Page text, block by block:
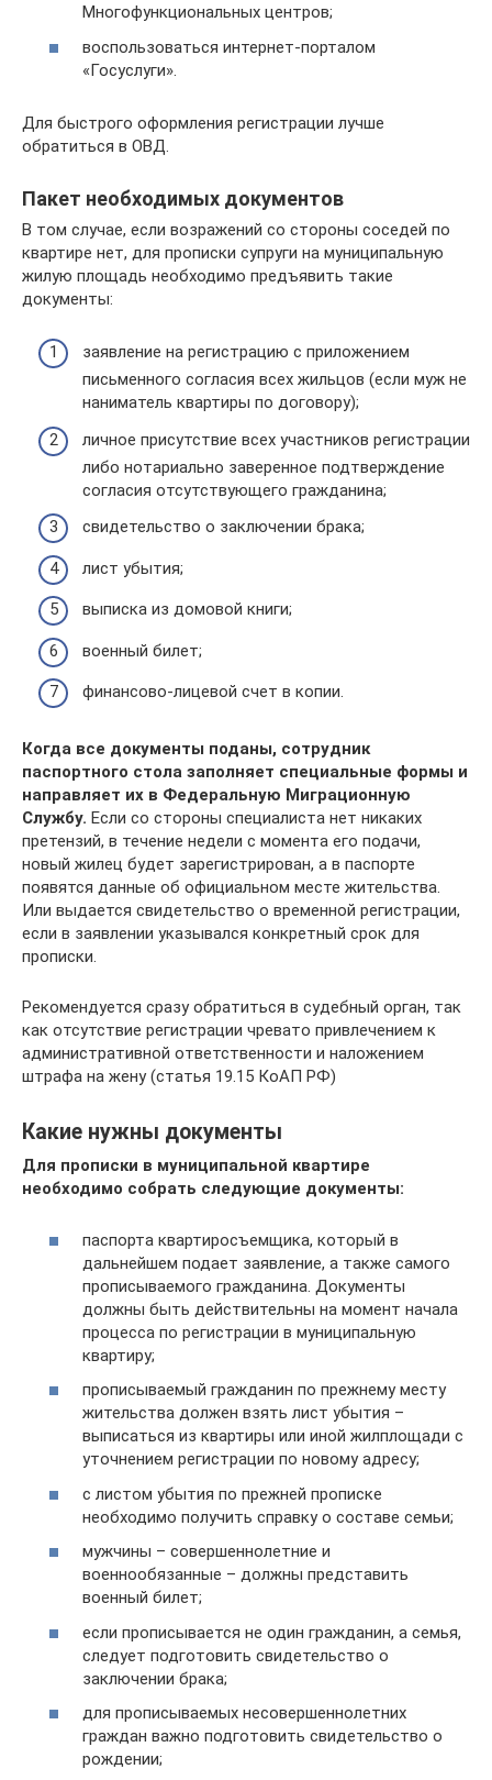
Многофункциональных центров;
воспользоваться интернет-порталом
«Госуслуги».
Для быстрого оформления регистрации лучше
обратиться в ОВД.
Пакет необходимых документов
В том случае, если возражений со стороны соседей по
квартире нет, для прописки супруги на муниципальную
жилую площадь необходимо предъявить такие
документы:
заявление на регистрацию с приложением
письменного согласия всех жильцов (если муж не
наниматель квартиры по договору);
личное присутствие всех участников регистрации
либо нотариально заверенное подтверждение
согласия отсутствующего гражданина;
свидетельство о заключении брака;
лист убытия;
выписка из домовой книги;
военный билет;
финансово-лицевой счет в копии.
Когда все документы поданы, сотрудник
паспортного стола заполняет специальные формы и
направляет их в Федеральную Миграционную
Службу. Если со стороны специалиста нет никаких
претензий, в течение недели с момента его подачи,
новый жилец будет зарегистрирован, а в паспорте
появятся данные об официальном месте жительства.
Или выдается свидетельство о временной регистрации,
если в заявлении указывался конкретный срок для
прописки.
Рекомендуется сразу обратиться в судебный орган, так
как отсутствие регистрации чревато привлечением к
административной ответственности и наложением
штрафа на жену (статья 19.15 КоАП РФ)
Какие нужны документы
Для прописки в муниципальной квартире
необходимо собрать следующие документы:
паспорта квартиросъемщика, который в
дальнейшем подает заявление, а также самого
прописываемого гражданина. Документы
должны быть действительны на момент начала
процесса по регистрации в муниципальную
квартиру;
прописываемый гражданин по прежнему месту
жительства должен взять лист убытия –
выписаться из квартиры или иной жилплощади с
уточнением регистрации по новому адресу;
с листом убытия по прежней прописке
необходимо получить справку о составе семьи;
мужчины – совершеннолетние и
военнообязанные – должны представить
военный билет;
если прописывается не один гражданин, а семья,
следует подготовить свидетельство о
заключении брака;
для прописываемых несовершеннолетних
граждан важно подготовить свидетельство о
рождении;